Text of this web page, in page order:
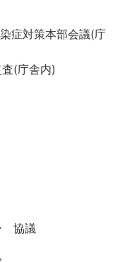
対策本部会議(庁
(庁舎内)
協議